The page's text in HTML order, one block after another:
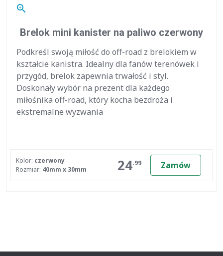
zoom_in
Brelok mini kanister na paliwo czerwony
Podkreśl swoją miłość do off-road z brelokiem w
kształcie kanistra. Idealny dla fanów terenówek i
przygód, brelok zapewnia trwałość i styl.
Doskonały wybór na prezent dla każdego
miłośnika off-road, który kocha bezdroża i
ekstremalne wyzwania
Kolor: czerwony
Rozmiar: 40mm x 30mm 24.99 Zamów